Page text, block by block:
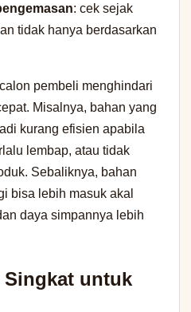
: cek sejak
tidak hanya berdasarkan
pembeli menghindari
Misalnya, bahan yang
kurang efisien apabila
lembap, atau tidak
Sebaliknya, bahan
bisa lebih masuk akal
daya simpannya lebih
Singkat untuk